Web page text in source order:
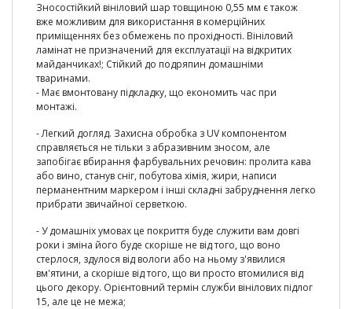
Зносостійкий вініловий шар товщиною 0,55 мм є також
вже можливим для використання в комерційних
приміщеннях без обмежень по прохідності. Вініловий
ламінат не призначений для експлуатації на відкритих
майданчиках!; Стійкий до подряпин домашніми
тваринами.
- Має вмонтовану підкладку, що економить час при
монтажі.
- Легкий догляд. Захисна обробка з UV компонентом
справляється не тільки з абразивним зносом, але
запобігає вбирання фарбувальних речовин: пролита кава
або вино, станув сніг, побутова хімія, жири, написи
перманентним маркером і інші складні забруднення легко
прибрати звичайної серветкою.
- У домашніх умовах це покриття буде служити вам довгі
роки і зміна його буде скоріше не від того, що воно
стерлося, здулося від вологи або на ньому з'явилися
вм'ятини, а скоріше від того, що ви просто втомилися від
цього декору. Орієнтовний термін служби вінілових підлог
15, але це не межа;